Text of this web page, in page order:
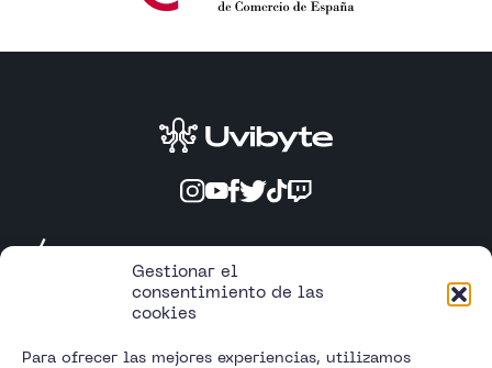
Gestionar el
consentimiento de las
cookies
Para ofrecer las mejores experiencias, utilizamos
Apple IRP
de Salobreña, s/n, 18600 Motril, Granada